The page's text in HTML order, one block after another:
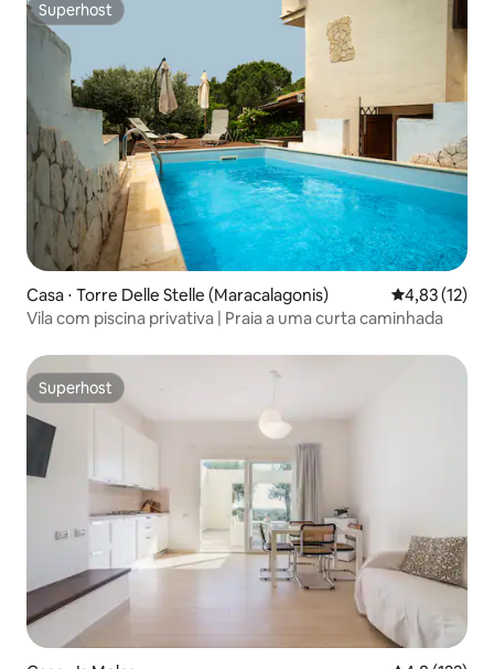
Superhost
Superhost
Casa ⋅ Torre Delle Stelle (Maracalagonis) 4,83 de uma
4,83 (12)
Vila com piscina privativa | Praia a uma curta caminhada
Superhost
Superhost